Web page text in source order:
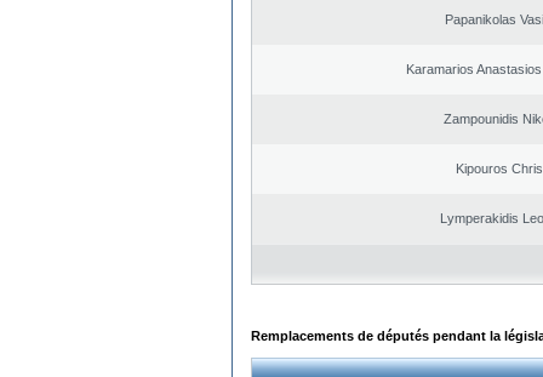
Papanikolas
Karamarios
Zampounidis
Kipouros
Lymperakidis
Remplacements de députés pendant la